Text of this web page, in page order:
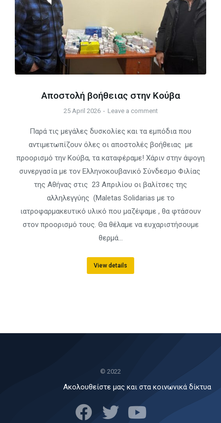
Αποστολή βοήθειας στην Κούβα
25 April 2026 Leave a comment
Παρά τις μεγάλες δυσκολίες και τα εμπόδια που
αντιμετωπίζουν όλες οι αποστολές βοήθειας με
προορισμό την Κούβα, τα καταφέραμε! Χάριν στην άψογη
συνεργασία με τον Ελληνοκουβανικό Σύνδεσμο Φιλίας
της Αθήνας στις 23 Απριλίου οι βαλίτσες της
αλληλεγγύης (Maletas Solidarias με το
ιατροφαρμακευτικό υλικό που μαζέψαμε , θα φτάσουν
στον προορισμό τους. Θα θέλαμε να ευχαριστήσουμε
θερμά…
View details
© 2022
Ακολουθείστε μας και στα κοινωνικά δίκτυα